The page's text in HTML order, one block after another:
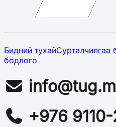
Бидний тухайСурталчилгаа
бодлого
+976